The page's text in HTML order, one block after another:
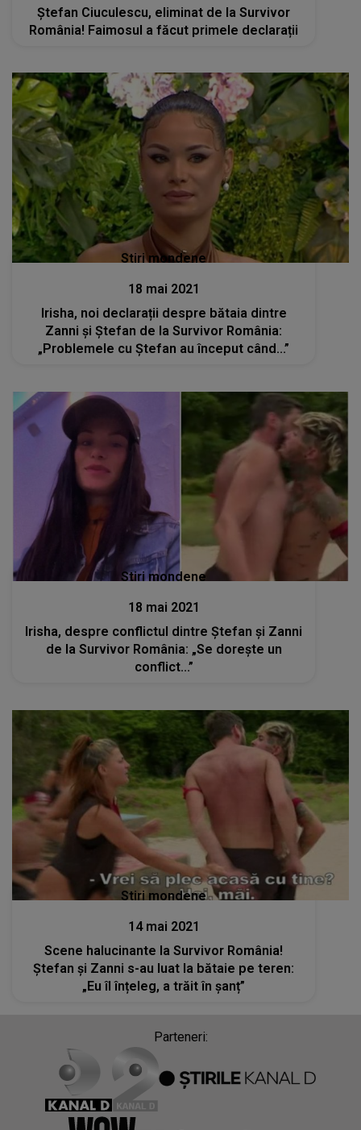
Ștefan Ciuculescu, eliminat de la Survivor
România! Faimosul a făcut primele declarații
Stiri mondene
18 mai 2021
Irisha, noi declarații despre bătaia dintre
Zanni și Ștefan de la Survivor România:
„Problemele cu Ștefan au început când...”
Stiri mondene
18 mai 2021
Irisha, despre conflictul dintre Ștefan și Zanni
de la Survivor România: „Se dorește un
conflict...”
Stiri mondene
14 mai 2021
Scene halucinante la Survivor România!
Ștefan și Zanni s-au luat la bătaie pe teren:
„Eu îl înțeleg, a trăit în șanț”
Parteneri: